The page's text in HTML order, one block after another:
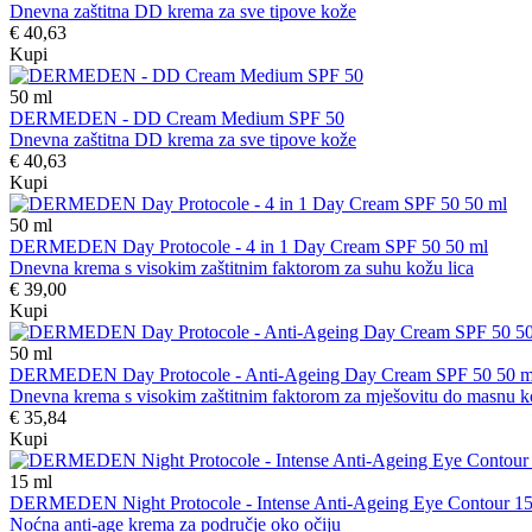
Dnevna zaštitna DD krema za sve tipove kože
€ 40,63
Kupi
50 ml
DERMEDEN - DD Cream Medium SPF 50
Dnevna zaštitna DD krema za sve tipove kože
€ 40,63
Kupi
50 ml
DERMEDEN Day Protocole - 4 in 1 Day Cream SPF 50 50 ml
Dnevna krema s visokim zaštitnim faktorom za suhu kožu lica
€ 39,00
Kupi
50 ml
DERMEDEN Day Protocole - Anti-Ageing Day Cream SPF 50 50
Dnevna krema s visokim zaštitnim faktorom za mješovitu do masnu
€ 35,84
Kupi
15 ml
DERMEDEN Night Protocole - Intense Anti-Ageing Eye Contour
Noćna anti-age krema za područje oko očiju